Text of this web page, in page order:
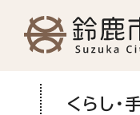
くらし・